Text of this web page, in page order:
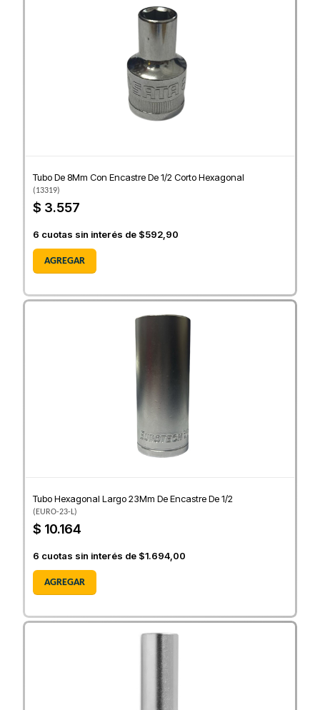
Tubo De 8Mm Con Encastre De 1/2 Corto Hexagonal
(13319)
$ 3.557
6 cuotas sin interés de $592,90
AGREGAR
Tubo Hexagonal Largo 23Mm De Encastre De 1/2
(EURO-23-L)
$ 10.164
6 cuotas sin interés de $1.694,00
AGREGAR